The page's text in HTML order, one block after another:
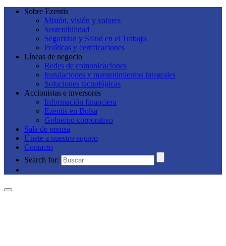
Sobre Ezentis
Misión, visión y valores
Sostenibilidad
Seguridad y Salud en el Trabajo
Políticas y certificaciones
Líneas de negocio
Redes de comunicaciones
Instalaciones y mantenimientos integrales
Soluciones tecnológicas
Accionistas e inversores
Información financiera
Ezentis en Bolsa
Gobierno corporativo
Sala de prensa
Únete a nuestro equipo
Contacto
Search for: